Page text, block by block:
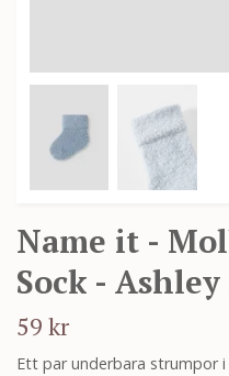
Name it -
Sock -
59 kr
Ett par underbara strumpor